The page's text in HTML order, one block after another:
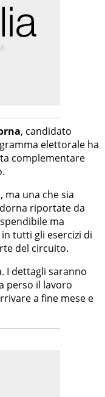
, candidato
elettorale ha
complementare
ma una che sia
riportate da
ma
in tutti gli esercizi di
del circuito.
I dettagli saranno
perso il lavoro
a fine mese e